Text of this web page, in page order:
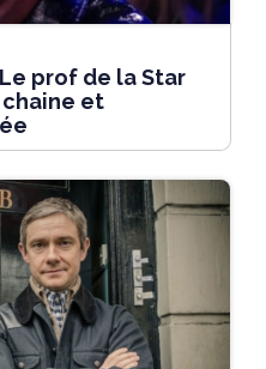
prof de la Star
et